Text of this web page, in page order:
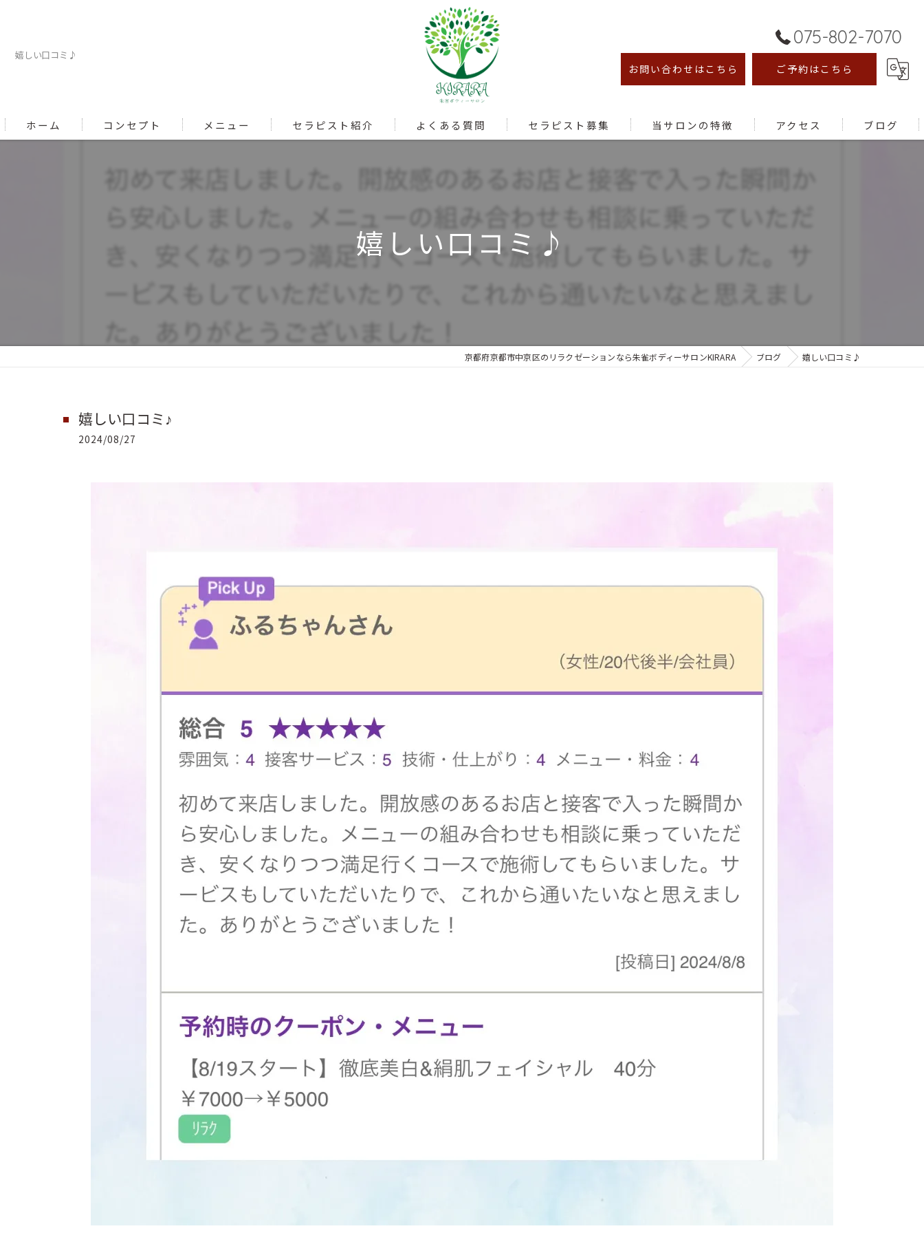
嬉しい口コミ♪
075-802-7070
お問い合わせはこちら ご予約はこちら
ホーム コンセプト メニュー セラピスト紹介 よくある質問 セラピスト募集 当サロンの特徴
オイルマッサージ
アクセス ブログ
嬉しい口コミ♪
京都府京都市中京区のリラクゼーションなら朱雀ボディーサロンKIRARA ブログ 嬉しい口コミ♪
嬉しい口コミ♪
2024/08/27